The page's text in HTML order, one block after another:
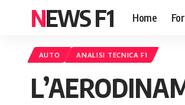
NEWS F1 Home
AUTO ANALISI TECNICA F1